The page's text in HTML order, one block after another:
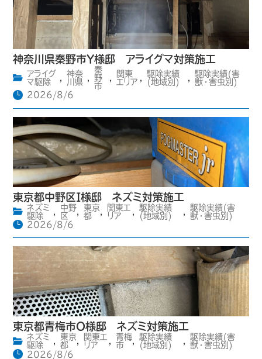
神奈川県秦野市Y様邸 アライグマ対策施工
アライグ
マ駆除
,
神奈
川県 ,
秦
野
市
,
関東
エリア ,
駆除実績
(地域別)
,
駆除実績(害
獣・害虫別)
2026/8/6
東京都中野区I様邸 ネズミ対策施工
ネズミ
駆除
中野
区
東京
都
関東エ
リア
駆除実績
(地域別)
駆除実績(害
獣・害虫別)
2026/8/6
東京都青梅市O様邸 ネズミ対策施工
ネズミ
駆除
,
東京
都
,
関東エ
リア
,
青梅
市
,
駆除実績
(地域別)
,
駆除実績(害
獣・害虫別)
2026/8/6